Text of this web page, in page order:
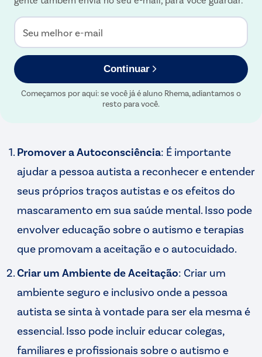
Seu melhor e-mail
Continuar
Começamos por aqui: se você já é aluno Rhema, adiantamos o
resto para você.
Promover a Autoconsciência: É importante
ajudar a pessoa autista a reconhecer e entender
seus próprios traços autistas e os efeitos do
mascaramento em sua saúde mental. Isso pode
envolver educação sobre o autismo e terapias
que promovam a aceitação e o autocuidado.
Criar um Ambiente de Aceitação: Criar um
ambiente seguro e inclusivo onde a pessoa
autista se sinta à vontade para ser ela mesma é
essencial. Isso pode incluir educar colegas,
familiares e profissionais sobre o autismo e